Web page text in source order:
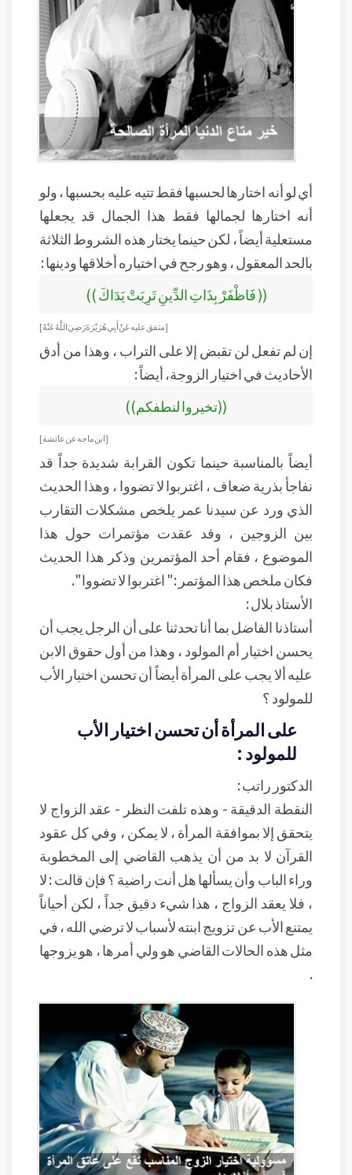
أي لو أنه اختارها لحسبها فقط تتيه عليه بحسبها ، ولو
أنه اختارها لجمالها فقط هذا الجمال قد يجعلها
مستعلية أيضاً ، لكن حينما يختار هذه الشروط الثلاثة
بالحد المعقول ، وهو رجح في اختياره أخلاقها ودينها :
(( فَاظْفَرْ بِذَاتِ الدِّينِ تَرِبَتْ يَدَاكَ ))
[ متفق عليه عَنْ أَبِي هُرَيْرَةَ رَضِيَ اللَّهُ عَنْهُ]
إن لم تفعل لن تقبض إلا على التراب ، وهذا من أدق
الأحاديث في اختيار الزوجة، أيضاً :
((تخيروا لنطفكم))
[ ابن ماجه عن عائشة ]
أيضاً بالمناسبة حينما تكون القرابة شديدة جداً قد
نفاجأ بذرية ضعاف ، اغتربوا لا تضووا ، وهذا الحديث
الذي ورد عن سيدنا عمر يلخص مشكلات التقارب
بين الزوجين ، وقد عقدت مؤتمرات حول هذا
الموضوع ، فقام أحد المؤتمرين وذكر هذا الحديث
فكان ملخص هذا المؤتمر :" اغتربوا لا تضووا ".
الأستاذ بلال :
أستاذنا الفاضل بما أنا تحدثنا على أن الرجل يجب أن
يحسن اختيار أم المولود ، وهذا من أول حقوق الابن
عليه ألا يجب على المرأة أيضاً أن تحسن اختيار الأب
للمولود ؟
على المرأة أن تحسن اختيار الأب
للمولود :
الدكتور راتب :
النقطة الدقيقة - وهذه تلفت النظر - عقد الزواج لا
يتحقق إلا بموافقة المرأة ، لا يمكن ، وفي كل عقود
القرآن لا بد من أن يذهب القاضي إلى المخطوبة
وراء الباب وأن يسألها هل أنت راضية ؟ فإن قالت : لا
، فلا يعقد الزواج ، هذا شيء دقيق جداً ، لكن أحياناً
يمتنع الأب عن تزويج ابنته لأسباب لا ترضي الله ، في
مثل هذه الحالات القاضي هو ولي أمرها ، هو يزوجها
.